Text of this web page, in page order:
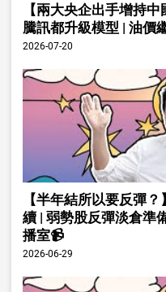
【兩大央企出手增持
騰訊都升級模型 | 油價
2026-07-20
【半年結所以要反彈
續 | 弱勢股反彈淡倉準
播室📹
2026-06-29